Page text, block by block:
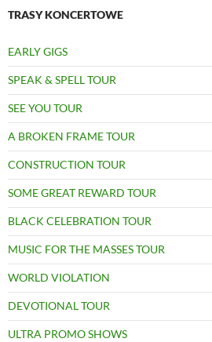
TRASY KONCERTOWE
EARLY GIGS
SPEAK & SPELL TOUR
SEE YOU TOUR
A BROKEN FRAME TOUR
CONSTRUCTION TOUR
SOME GREAT REWARD TOUR
BLACK CELEBRATION TOUR
MUSIC FOR THE MASSES TOUR
WORLD VIOLATION
DEVOTIONAL TOUR
ULTRA PROMO SHOWS